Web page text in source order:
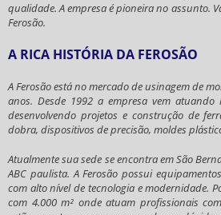
qualidade. A empresa é pioneira no assunto.
Ferosão.
A RICA HISTÓRIA DA FEROSÃO
A Ferosão está no mercado deusinagem de
anos. Desde 1992 a empresa vem
desenvolvendo projetos e construção de
dobra, dispositivos de precisão, moldes
Atualmente sua sede se encontra em São
ABC paulista. A Ferosão possui
com alto nível de tecnologia e modernidade.
com 4.000 m² onde atuam profissionais